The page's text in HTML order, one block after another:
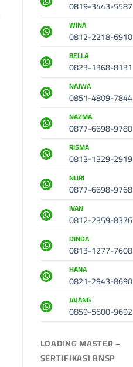
0819-3443-5587
WINA
0812-2218-6910
BELLA
0823-1368-8131
NAJWA
0851-4809-7844
NAZMA
0877-6698-9780
RISMA
0813-1329-2919
NURI
0877-6698-9768
IVAN
0812-2359-8376
DINDA
0813-1277-7608
HANA
0821-2943-8690
JAJANG
0859-5600-9692
LOADING MASTER –
SERTIFIKASI BNSP